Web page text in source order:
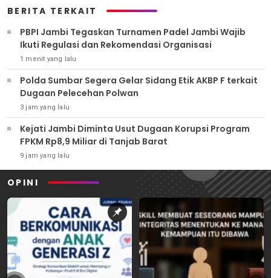
BERITA TERKAIT
PBPI Jambi Tegaskan Turnamen Padel Jambi Wajib
Ikuti Regulasi dan Rekomendasi Organisasi
1 menit yang lalu
Polda Sumbar Segera Gelar Sidang Etik AKBP F terkait
Dugaan Pelecehan Polwan
3 jam yang lalu
Kejati Jambi Diminta Usut Dugaan Korupsi Program
FPKM Rp8,9 Miliar di Tanjab Barat
9 jam yang lalu
OPINI